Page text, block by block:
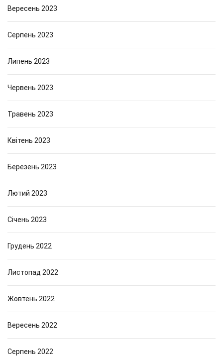
Вересень 2023
Серпень 2023
Липень 2023
Червень 2023
Травень 2023
Квітень 2023
Березень 2023
Лютий 2023
Січень 2023
Грудень 2022
Листопад 2022
Жовтень 2022
Вересень 2022
Серпень 2022